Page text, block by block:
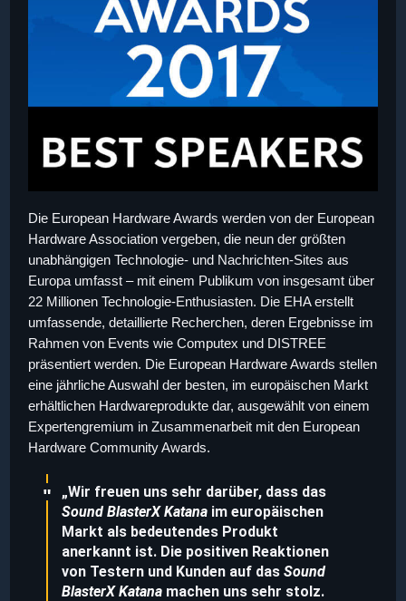
Die European Hardware Awards werden von der European
Hardware Association vergeben, die neun der größten
unabhängigen Technologie- und Nachrichten-Sites aus
Europa umfasst – mit einem Publikum von insgesamt über
22 Millionen Technologie-Enthusiasten. Die EHA erstellt
umfassende, detaillierte Recherchen, deren Ergebnisse im
Rahmen von Events wie Computex und DISTREE
präsentiert werden. Die European Hardware Awards stellen
eine jährliche Auswahl der besten, im europäischen Markt
erhältlichen Hardwareprodukte dar, ausgewählt von einem
Expertengremium in Zusammenarbeit mit den European
Hardware Community Awards.
„Wir freuen uns sehr darüber, dass das
Sound BlasterX Katana im europäischen
Markt als bedeutendes Produkt
anerkannt ist. Die positiven Reaktionen
von Testern und Kunden auf das Sound
BlasterX Katana machen uns sehr stolz.